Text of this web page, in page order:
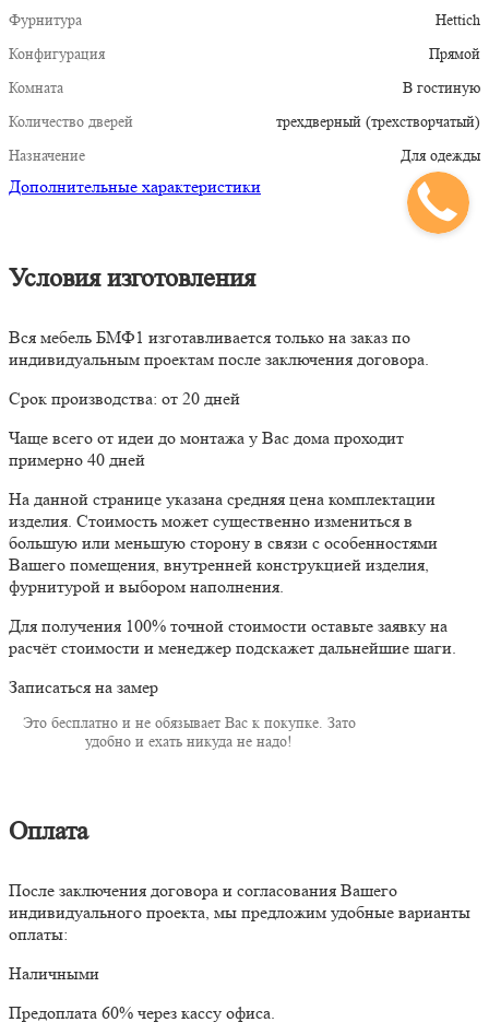
Фурнитура
Hettich
Конфигурация
Прямой
Комната
В гостиную
Количество дверей
трехдверный (трехстворчатый)
Назначение
Для одежды
Дополнительные характеристики
Условия изготовления
Вся мебель БМФ1 изготавливается только на заказ по
индивидуальным проектам после заключения договора.
Срок производства: от 20 дней
Чаще всего от идеи до монтажа у Вас дома проходит
примерно 40 дней
На данной странице указана средняя цена комплектации
изделия. Стоимость может существенно измениться в
большую или меньшую сторону в связи с особенностями
Вашего помещения, внутренней конструкцией изделия,
фурнитурой и выбором наполнения.
Для получения 100% точной стоимости оставьте заявку на
расчёт стоимости и менеджер подскажет дальнейшие шаги.
Записаться на замер
Это бесплатно и не обязывает Вас к покупке. Зато
удобно и ехать никуда не надо!
Оплата
После заключения договора и согласования Вашего
индивидуального проекта, мы предложим удобные варианты
оплаты:
Наличными
Предоплата 60% через кассу офиса.